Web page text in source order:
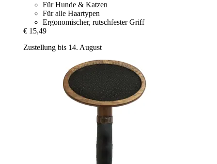
Für Hunde & Katzen
Für alle Haartypen
Ergonomischer, rutschfester Griff
€ 15,49
Zustellung bis 14. August